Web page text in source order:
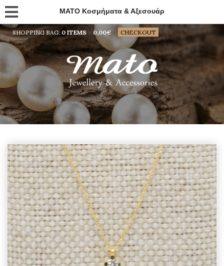
MATO Κοσμήματα & Αξεσουάρ
SHOPPING BAG: 0 ITEMS 0,00€ CHECKOUT